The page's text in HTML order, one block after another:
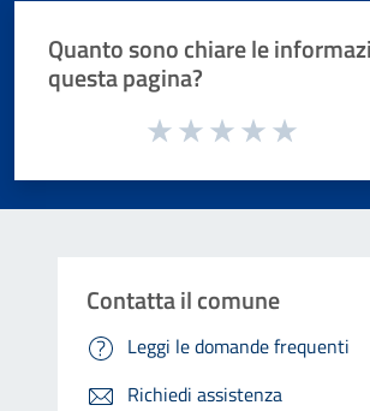
Quanto sono chiare le
questa pagina?
Valuta da 1 a 5 stelle la pagina
Contatta il comune
Leggi le domande frequenti
Richiedi assistenza